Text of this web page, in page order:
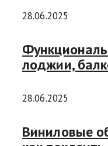
28.06.2025
лоджии,
28.06.2025
Виниловые